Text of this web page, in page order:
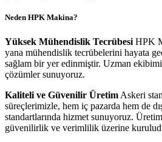
Neden HPK Makina?
Yüksek Mühendislik Tecrübesi HPK
yana mühendislik tecrübelerini hayata
sağlam bir yer edinmiştir. Uzman
çözümler sunuyoruz.
Kaliteli ve Güvenilir Üretim Askeri
süreçlerimizle, hem iç pazarda hem de
standartlarında hizmet sunuyoruz.
güvenilirlik ve verimlilik üzerine